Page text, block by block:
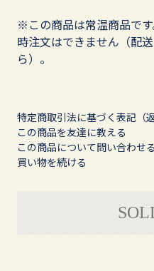
※この商品は常温商品で
時注文はできません（配
ら）。
特定商取引法に基づく表記（返
この商品を友達に教える
この商品について問い合わせる
買い物を続ける